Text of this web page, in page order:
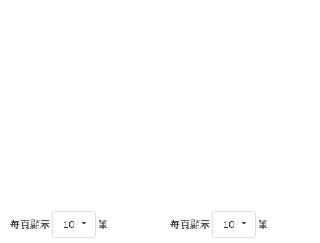
每頁顯示 10 筆 每頁顯示 10 筆